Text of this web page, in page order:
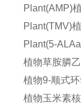
Plant(AMP)
Plant(TMV)
Plant(5-
植物草胺膦
植物9-顺式
植物玉米素